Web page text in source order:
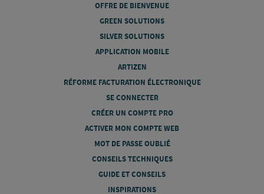
OFFRE DE BIENVENUE
GREEN SOLUTIONS
SILVER SOLUTIONS
APPLICATION MOBILE
ARTIZEN
RÉFORME FACTURATION ÉLECTRONIQUE
SE CONNECTER
CRÉER UN COMPTE PRO
ACTIVER MON COMPTE WEB
MOT DE PASSE OUBLIÉ
CONSEILS TECHNIQUES
GUIDE ET CONSEILS
INSPIRATIONS